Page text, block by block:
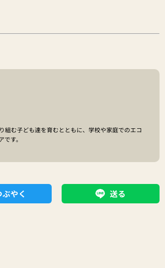
組む子ども達を育むとともに、学校や家庭でのエコ
す。
ぶやく 送る